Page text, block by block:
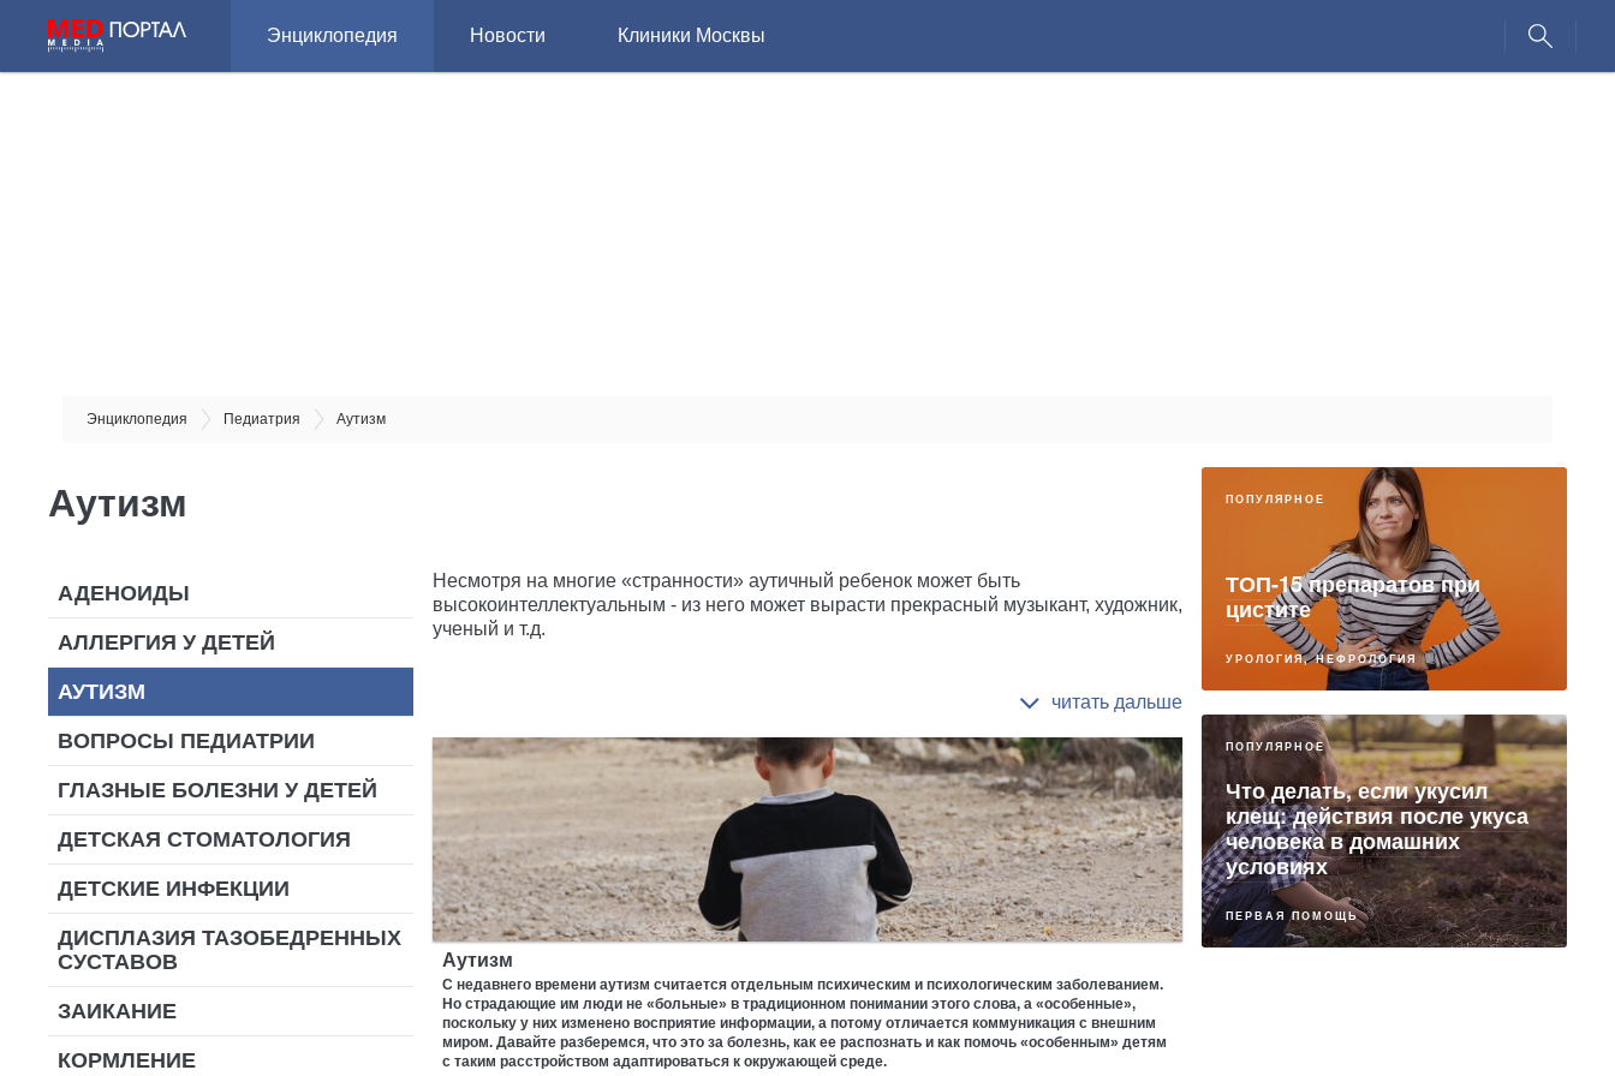
Энциклопедия Новости Клиники Москвы
Энциклопедия Педиатрия Аутизм
Аутизм
АДЕНОИДЫ
АЛЛЕРГИЯ У ДЕТЕЙ
АУТИЗМ
ВОПРОСЫ ПЕДИАТРИИ
ГЛАЗНЫЕ БОЛЕЗНИ У ДЕТЕЙ
ДЕТСКАЯ СТОМАТОЛОГИЯ
ДЕТСКИЕ ИНФЕКЦИИ
ДИСПЛАЗИЯ ТАЗОБЕДРЕННЫХ
СУСТАВОВ
ЗАИКАНИЕ
КОРМЛЕНИЕ
Несмотря на многие «странности» аутичный ребенок может быть
высокоинтеллектуальным - из него может вырасти прекрасный музыкант, художник,
ученый и т.д.
Аутизм
С недавнего времени аутизм считается отдельным психическим и психологическим заболеванием.
Но страдающие им люди не «больные» в традиционном понимании этого слова, а «особенные»,
поскольку у них изменено восприятие информации, а потому отличается коммуникация с внешним
миром. Давайте разберемся, что это за болезнь, как ее распознать и как помочь «особенным» детям
с таким расстройством адаптироваться к окружающей среде.
ПОПУЛЯРНОЕ
ТОП-15 препаратов при
цистите
УРОЛОГИЯ, НЕФРОЛОГИЯ
ПОПУЛЯРНОЕ
Что делать, если укусил
клещ: действия после укуса
человека в домашних
условиях
ПЕРВАЯ ПОМОЩЬ